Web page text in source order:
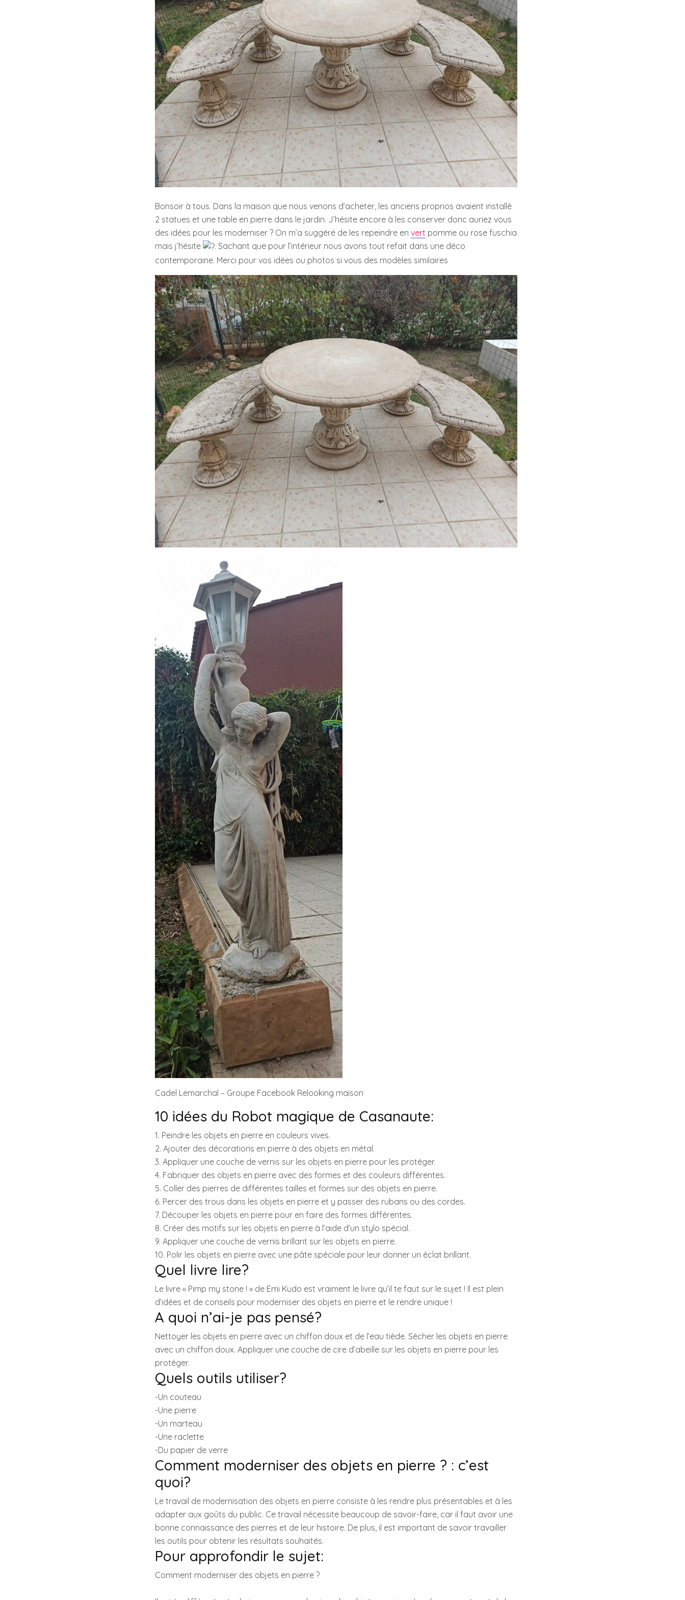
Bonsoir à tous. Dans la maison que nous venons d’acheter, les anciens proprios avaient installé
2 statues et une table en pierre dans le jardin. J’hésite encore à les conserver donc auriez vous
des idées pour les moderniser ? On m’a suggéré de les repeindre en vert pomme ou rose fuschia
mais j’hésite
. Sachant que pour l’intérieur nous avons tout refait dans une déco
contemporaine. Merci pour vos idées ou photos si vous des modèles similaires
Cadel Lemarchal – Groupe Facebook Relooking maison
10 idées du Robot magique de Casanaute:
1. Peindre les objets en pierre en couleurs vives.
2. Ajouter des décorations en pierre à des objets en métal.
3. Appliquer une couche de vernis sur les objets en pierre pour les protéger.
4. Fabriquer des objets en pierre avec des formes et des couleurs différentes.
5. Coller des pierres de différentes tailles et formes sur des objets en pierre.
6. Percer des trous dans les objets en pierre et y passer des rubans ou des cordes.
7. Découper les objets en pierre pour en faire des formes différentes.
8. Créer des motifs sur les objets en pierre à l’aide d’un stylo spécial.
9. Appliquer une couche de vernis brillant sur les objets en pierre.
10. Polir les objets en pierre avec une pâte spéciale pour leur donner un éclat brillant.
Quel livre lire?
Le livre « Pimp my stone ! » de Emi Kudo est vraiment le livre qu’il te faut sur le sujet ! Il est plein
d’idées et de conseils pour moderniser des objets en pierre et le rendre unique !
A quoi n’ai-je pas pensé?
Nettoyer les objets en pierre avec un chiffon doux et de l’eau tiède. Sécher les objets en pierre
avec un chiffon doux. Appliquer une couche de cire d’abeille sur les objets en pierre pour les
protéger.
Quels outils utiliser?
-Un couteau
-Une pierre
-Un marteau
-Une raclette
-Du papier de verre
Comment moderniser des objets en pierre ? : c’est
quoi?
Le travail de modernisation des objets en pierre consiste à les rendre plus présentables et à les
adapter aux goûts du public. Ce travail nécessite beaucoup de savoir-faire, car il faut avoir une
bonne connaissance des pierres et de leur histoire. De plus, il est important de savoir travailler
les outils pour obtenir les résultats souhaités.
Pour approfondir le sujet:
Comment moderniser des objets en pierre ?